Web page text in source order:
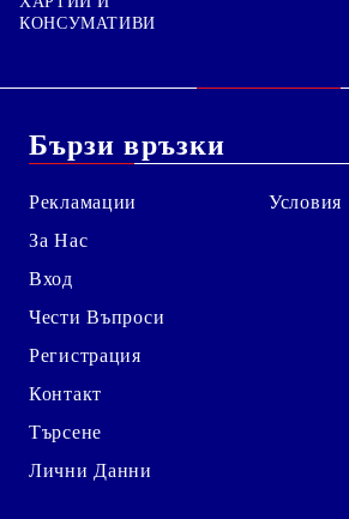
КОНСУМАТИВИ
Бързи връзки
Рекламации
За Нас
Вход
Чести Въпроси
Регистрация
Контакт
Търсене
Лични Данни
Условия